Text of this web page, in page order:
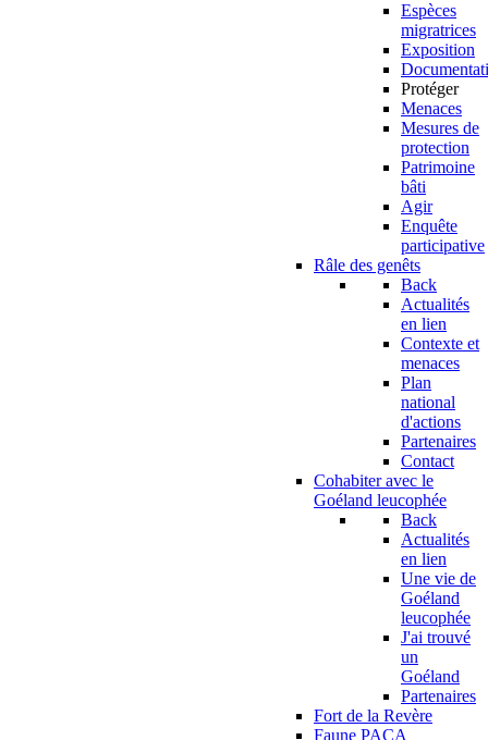
Espèces
migratrices
Exposition
Protéger
Menaces
Mesures de
protection
Patrimoine
bâti
Agir
Enquête
participative
Râle des genêts
Back
Actualités
en lien
Contexte et
menaces
Plan
national
d'actions
Partenaires
Contact
Cohabiter avec le
Goéland leucophée
Back
Actualités
en lien
Une vie de
Goéland
leucophée
J'ai trouvé
un
Goéland
Partenaires
Fort de la Revère
Faune PACA